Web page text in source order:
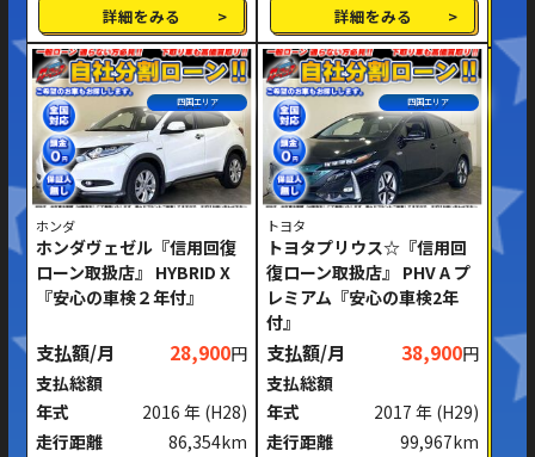
詳細をみる 詳細をみる
四国エリア
ホンダ
ホンダヴェゼル『信用回復
ローン取扱店』 HYBRID X
『安心の車検２年付』
支払額/月 28,900円
支払総額
年式
2016 年 (H28)
走行距離
86,354km
四国エリア
トヨタ
トヨタプリウス☆『信用回
復ローン取扱店』 PHV A プ
レミアム『安心の車検2年
付』
支払額/月 38,900円
支払総額
年式
2017 年 (H29)
走行距離
99,967km